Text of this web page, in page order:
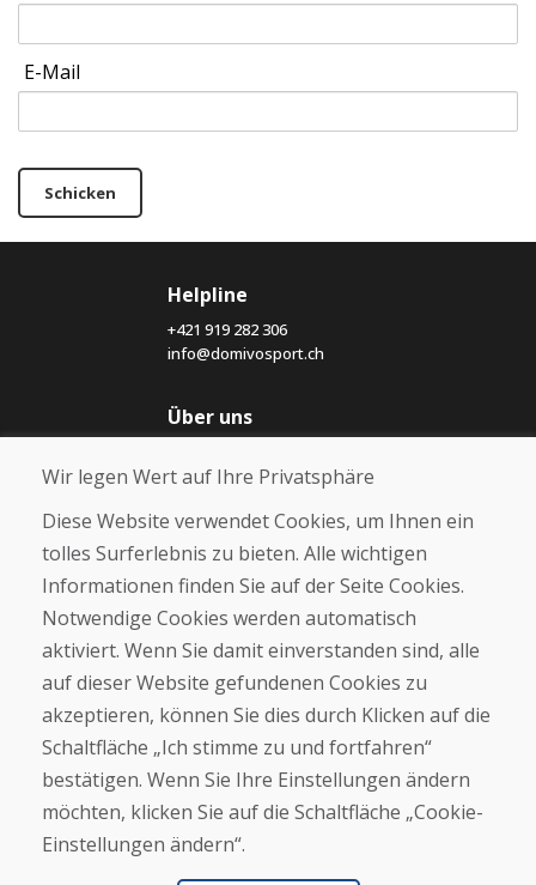
E-Mail
Schicken
Helpline
+421 919 282 306
info@domivosport.ch
Über uns
Über uns
Kontakt
Kaufen
E-Shop
Geschäftsbedingungen
Zahlung
Beschwerde
Rückgabe und Umtausch von Waren
Cookies
Wir legen Wert auf Ihre Privatsphäre
Diese Website verwendet Cookies, um Ihnen ein
tolles Surferlebnis zu bieten. Alle wichtigen
Informationen finden Sie auf der Seite Cookies.
Notwendige Cookies werden automatisch
aktiviert. Wenn Sie damit einverstanden sind, alle
auf dieser Website gefundenen Cookies zu
akzeptieren, können Sie dies durch Klicken auf die
Schaltfläche „Ich stimme zu und fortfahren“
bestätigen. Wenn Sie Ihre Einstellungen ändern
möchten, klicken Sie auf die Schaltfläche „Cookie-
Einstellungen ändern“.